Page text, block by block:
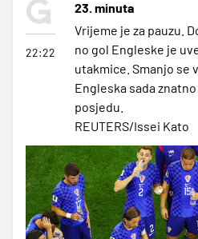
22:22
23. minuta
Vrijeme je za pauzu.
no gol Engleske je
utakmice. Smanjo se
Engleska sada
posjedu.
REUTERS/Issei Kato